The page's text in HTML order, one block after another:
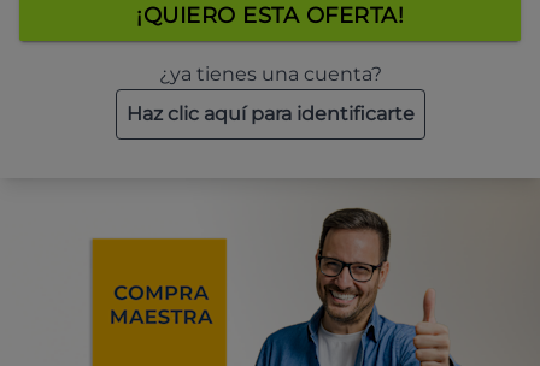
¡QUIERO ESTA OFERTA!
¿ya tienes una cuenta?
Haz clic aquí para identificarte